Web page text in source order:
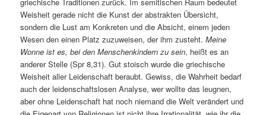
Weisheit gerade nicht die Kunst der abstrakten Übersicht,
sondern die Lust am Konkreten und die Absicht, einem jeden
Wesen den einen Platz zuzuweisen, der ihm zusteht.Meine
Wonne ist es, bei den Menschenkindern zu sein, heißt es an
anderer Stelle (Spr 8,31). Gut stoisch wurde die griechische
Weisheit aller Leidenschaft beraubt. Gewiss, die Wahrheit bedarf
auch der leidenschaftslosen Analyse, wer wollte das leugnen,
aber ohne Leidenschaft hat noch niemand die Welt verändert und